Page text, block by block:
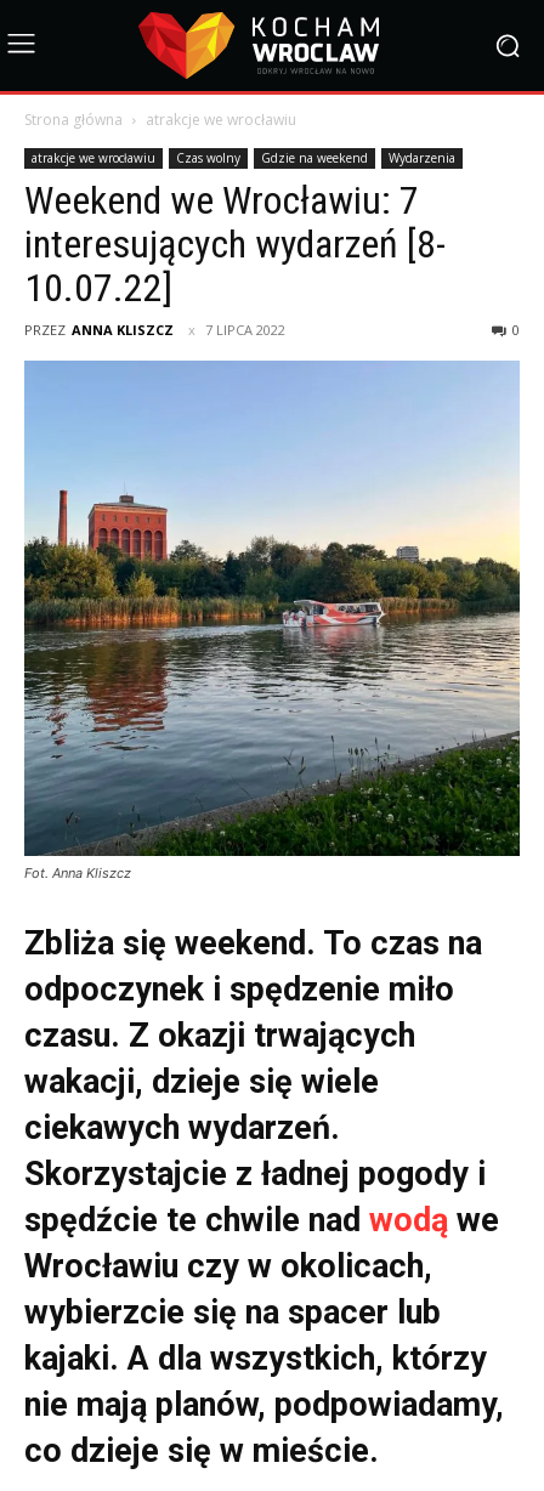
Strona główna atrakcje we wrocławiu
atrakcje we wrocławiu Czas wolny Gdzie na weekend Wydarzenia
Weekend we Wrocławiu: 7
interesujących wydarzeń [8-
10.07.22]
PRZEZ ANNA KLISZCZ 7 LIPCA 2022 0
Fot. Anna Kliszcz
Zbliża się weekend. To czas na
odpoczynek i spędzenie miło
czasu. Z okazji trwających
wakacji, dzieje się wiele
ciekawych wydarzeń.
Skorzystajcie z ładnej pogody i
spędźcie te chwile nad wodą we
Wrocławiu czy w okolicach,
wybierzcie się na spacer lub
kajaki. A dla wszystkich, którzy
nie mają planów, podpowiadamy,
co dzieje się w mieście.